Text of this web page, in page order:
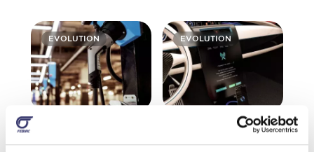
EVOLUTION
haut potentiel
EVOLUTION
Les voitures connectées
mobilité et